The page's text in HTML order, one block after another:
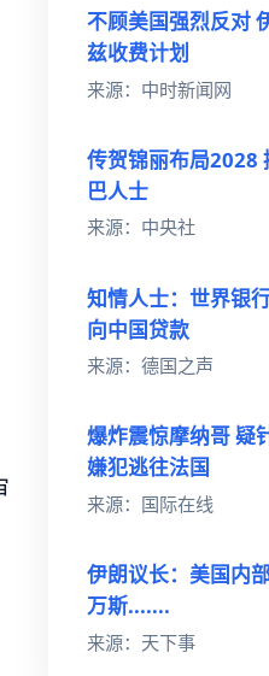
不顾美国强烈反对
兹收费计划
来源：中时新闻网
传贺锦丽布局2028
巴人士
来源：中央社
知情人士：世界银
向中国贷款
来源：德国之声
爆炸震惊摩纳哥 疑
嫌犯逃往法国
来源：国际在线
伊朗议长：美国内
万斯.......
来源：天下事